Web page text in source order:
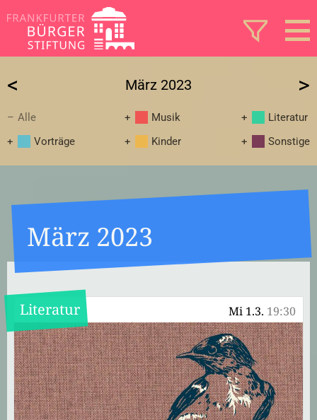
März 2023
< >
Alle Musik
Literatur
Vorträge
Kinder Sonstige
März 2023
Mi 1.3. 19:30
Literatur